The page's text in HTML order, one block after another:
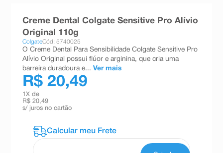
Creme Dental Colgate Sensitive Pro Alívio
Original 110g
ColgateCód: 5740025
O Creme Dental Para Sensibilidade Colgate Sensitive Pro
Alívio Original possui flúor e arginina, que cria uma
barreira duradoura e... Ver mais
R$ 20,49
1 X de
R$ 20,49
s/ juros no cartão
absorvente
10ºshampoo